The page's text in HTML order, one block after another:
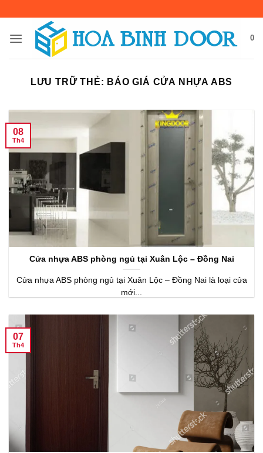
nội
0
LƯU TRỮ THẺ: BÁO GIÁ CỬA NHỰA ABS
Cửa nhựa ABS phòng ngủ tại Xuân Lộc – Đồng Nai
Cửa nhựa ABS phòng ngủ tại Xuân Lộc – Đồng Nai là loại cửa
mới...
08
Th4
07
Th4